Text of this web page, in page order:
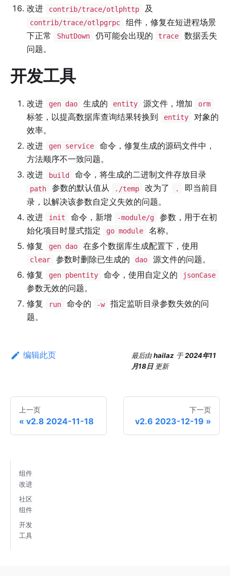
改进
contrib/trace/otlphttp 及
contrib/trace/otlpgrpc
组件，修复在短进程场景
下正常
ShutDown 仍可能会出现的 trace
数据丢失
问题。
开发工具
改进 gen dao 生成的 entity 源文件，增加 orm
标签，以提高数据库查询结果转换到 entity
对象的
效率。
改进
gen service
命令，修复生成的源码文件中，
方法顺序不一致问题。
改进
build 命令，将生成的二进制文件存放目录
path 参数的默认值从 ./temp 改为了 .
即当前目
录，以解决该参数自定义失效的问题。
改进
init 命令，新增 -module/g
参数，用于在初
始化项目时显式指定
go module
名称。
修复
gen dao 在多个数据库生成配置下，使用
clear 参数时删除已生成的 dao
源文件的问题。
修复
gen pbentity 命令，使用自定义的 jsonCase
参数无效的问题。
修复
run 命令的 -w
指定监听目录参数失效的问
题。
编辑此页 最后由hailaz 于2024年11
月18日 更新
上一页
v2.8 2024-11-18
下一页
v2.6 2023-12-19
组件
改进
社区
组件
开发
工具